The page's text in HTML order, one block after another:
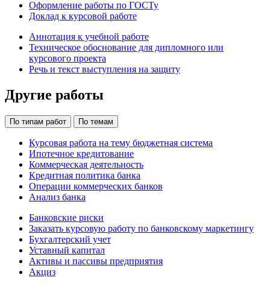
Оформление работы по ГОСТу
Доклад к курсовой работе
Аннотация к учебной работе
Техническое обоснование для дипломного или
курсового проекта
Речь и текст выступления на защиту
Другие работы
По типам работ По темам
Курсовая работа на тему бюджетная система
Ипотечное кредитование
Коммерческая деятельность
Кредитная политика банка
Операции коммерческих банков
Анализ банка
Банковские риски
Заказать курсовую работу по банковскому маркетингу
Бухгалтерский учет
Уставный капитал
Активы и пассивы предприятия
Акциз